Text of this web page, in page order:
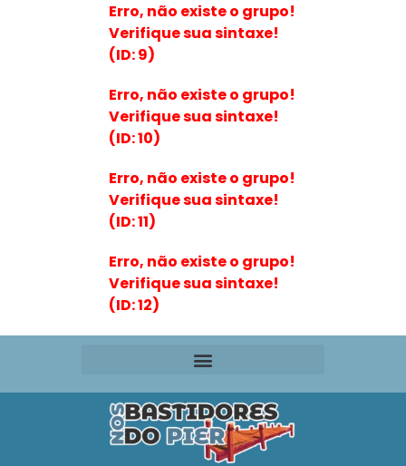
Erro, não existe o grupo!
Verifique sua sintaxe!
(ID: 9)
Erro, não existe o grupo!
Verifique sua sintaxe!
(ID: 10)
Erro, não existe o grupo!
Verifique sua sintaxe!
(ID: 11)
Erro, não existe o grupo!
Verifique sua sintaxe!
(ID: 12)